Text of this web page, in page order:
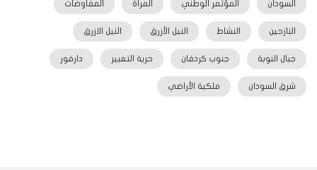
السودان المؤتمر الوطني المرأة المفاوضات
النازحين النشاط النيل الأزرق النيل الازرق
جبال النوبة جنوب كردفان حرية التعبير دارفور
شرق السودان ملكية الأراضي